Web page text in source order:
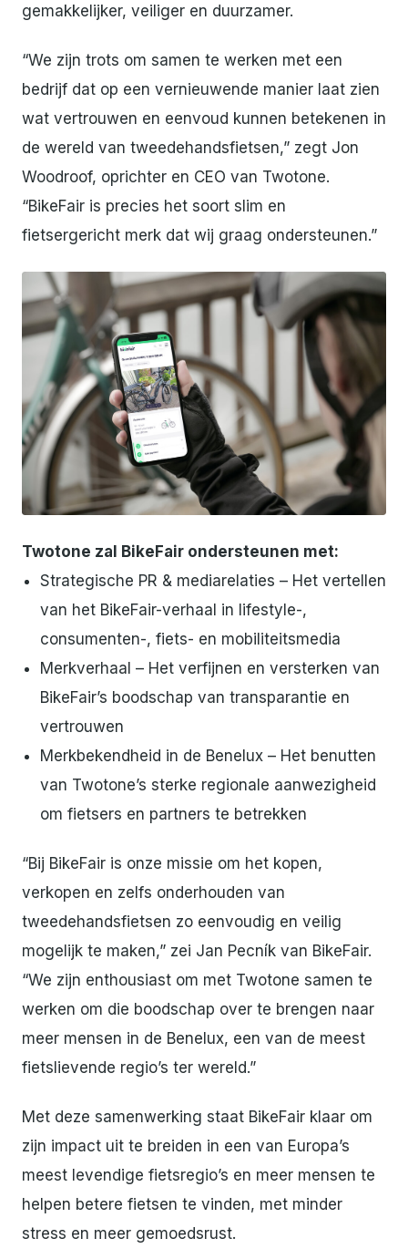
gemakkelijker, veiliger en duurzamer.
“We zijn trots om samen te werken met een
bedrijf dat op een vernieuwende manier laat zien
wat vertrouwen en eenvoud kunnen betekenen in
de wereld van tweedehandsfietsen,” zegt Jon
Woodroof, oprichter en CEO van Twotone.
“BikeFair is precies het soort slim en
fietsergericht merk dat wij graag ondersteunen.”
JPG
Twotone zal BikeFair ondersteunen met:
Strategische PR & mediarelaties – Het vertellen
van het BikeFair-verhaal in lifestyle-,
consumenten-, fiets- en mobiliteitsmedia
Merkverhaal – Het verfijnen en versterken van
BikeFair’s boodschap van transparantie en
vertrouwen
Merkbekendheid in de Benelux – Het benutten
van Twotone’s sterke regionale aanwezigheid
om fietsers en partners te betrekken
“Bij BikeFair is onze missie om het kopen,
verkopen en zelfs onderhouden van
tweedehandsfietsen zo eenvoudig en veilig
mogelijk te maken,” zei Jan Pecník van BikeFair.
“We zijn enthousiast om met Twotone samen te
werken om die boodschap over te brengen naar
meer mensen in de Benelux, een van de meest
fietslievende regio’s ter wereld.”
Met deze samenwerking staat BikeFair klaar om
zijn impact uit te breiden in een van Europa’s
meest levendige fietsregio’s en meer mensen te
helpen betere fietsen te vinden, met minder
stress en meer gemoedsrust.